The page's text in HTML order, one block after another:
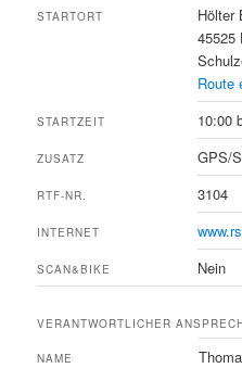
STARTORT
Hölter
45525
Route
STARTZEIT 10:00
ZUSATZ GPS/S
RTF-NR. 3104
INTERNET
SCAN&BIKE Nein
VERANTWORTLICHER
NAME